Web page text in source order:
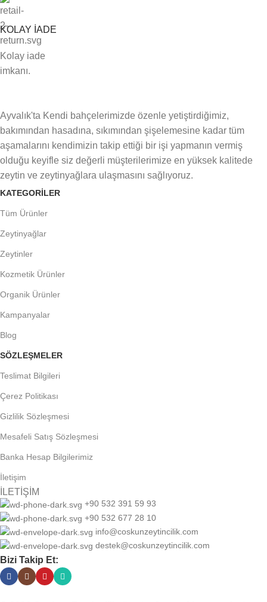
KOLAY İADE
Kolay iade
imkanı.
Ayvalık'ta Kendi bahçelerimizde özenle yetiştirdiğimiz,
bakımından hasadına, sıkımından şişelemesine kadar tüm
aşamalarını kendimizin takip ettiği bir işi yapmanın vermiş
olduğu keyifle siz değerli müşterilerimize en yüksek kalitede
zeytin ve zeytinyağlara ulaşmasını sağlıyoruz.
KATEGORİLER
Tüm Ürünler
Zeytinyağlar
Zeytinler
Kozmetik Ürünler
Organik Ürünler
Kampanyalar
Blog
SÖZLEŞMELER
Teslimat Bilgileri
Çerez Politikası
Gizlilik Sözleşmesi
Mesafeli Satış Sözleşmesi
Banka Hesap Bilgilerimiz
İletişim
İLETİŞİM
+90 532 391 59 93
+90 532 677 28 10
info@coskunzeytincilik.com
destek@coskunzeytincilik.com
Bizi Takip Et: